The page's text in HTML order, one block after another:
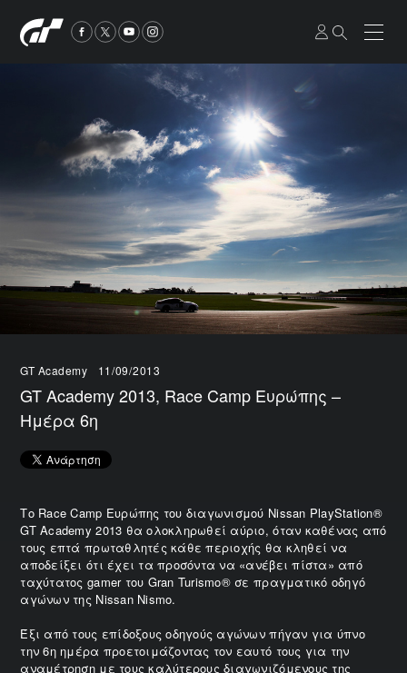
GT Academy 11/09/2013
GT Academy 2013, Race Camp Ευρώπης –
Ημέρα 6η
Το Race Camp Ευρώπης του διαγωνισμού Nissan PlayStation®
GT Academy 2013 θα ολοκληρωθεί αύριο, όταν καθένας από
τους επτά πρωταθλητές κάθε περιοχής θα κληθεί να
αποδείξει ότι έχει τα προσόντα να «ανέβει πίστα» από
ταχύτατος gamer του Gran Turismo® σε πραγματικό οδηγό
αγώνων της Nissan Nismo.
Έξι από τους επίδοξους οδηγούς αγώνων πήγαν για ύπνο
την 6η ημέρα προετοιμάζοντας τον εαυτό τους για την
αναμέτρηση με τους καλύτερους διαγωνιζόμενους της